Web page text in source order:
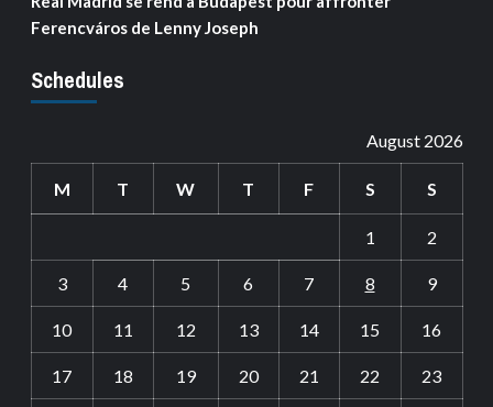
Ferencváros de Lenny Joseph
Schedules
August 2026
M T W T F S S
1 2
3 4 5 6 7 8 9
10 11 12 13 14 15 16
17 18 19 20 21 22 23